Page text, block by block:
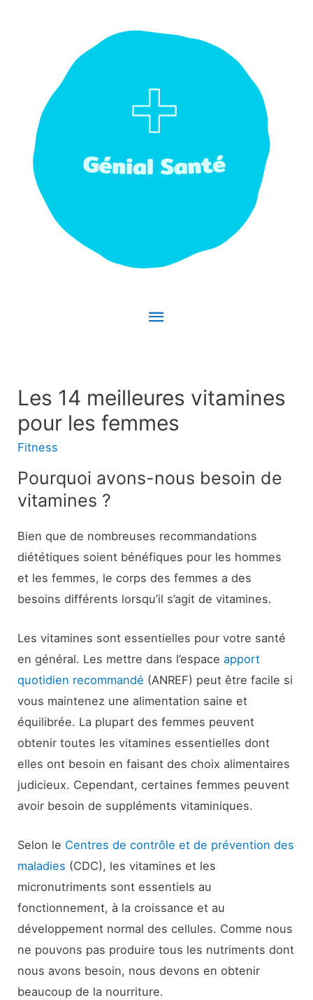
Menu
Les 14 meilleures vitamines
pour les femmes
Fitness
Pourquoi avons-nous besoin de
vitamines ?
Bien que de nombreuses recommandations
diététiques soient bénéfiques pour les hommes
et les femmes, le corps des femmes a des
besoins différents lorsqu’il s’agit de vitamines.
Les vitamines sont essentielles pour votre santé
en général. Les mettre dans l’espaceapport
quotidien recommandé (ANREF) peut être facile si
vous maintenez une alimentation saine et
équilibrée. La plupart des femmes peuvent
obtenir toutes les vitamines essentielles dont
elles ont besoin en faisant des choix alimentaires
judicieux. Cependant, certaines femmes peuvent
avoir besoin de suppléments vitaminiques.
Selon le Centres de contrôle et de prévention des
maladies (CDC), les vitamines et les
micronutriments sont essentiels au
fonctionnement, à la croissance et au
développement normal des cellules. Comme nous
ne pouvons pas produire tous les nutriments dont
nous avons besoin, nous devons en obtenir
beaucoup de la nourriture.